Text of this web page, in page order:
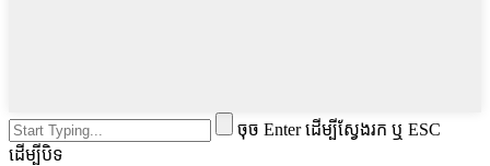
ចុច Enter ដើម្បីស្វែងរក ឬ ESC
ដើម្បីបិទ